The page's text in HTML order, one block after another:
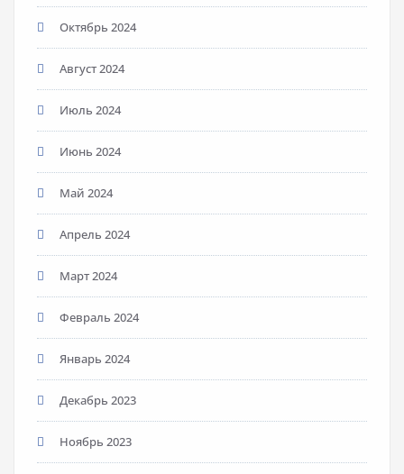
Октябрь 2024
Август 2024
Июль 2024
Июнь 2024
Май 2024
Апрель 2024
Март 2024
Февраль 2024
Январь 2024
Декабрь 2023
Ноябрь 2023